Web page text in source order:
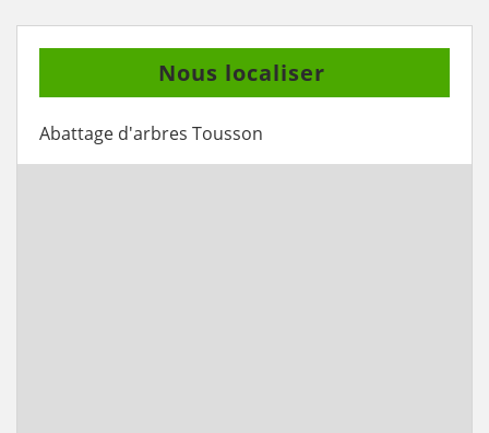
Nous localiser
Abattage d'arbres Tousson